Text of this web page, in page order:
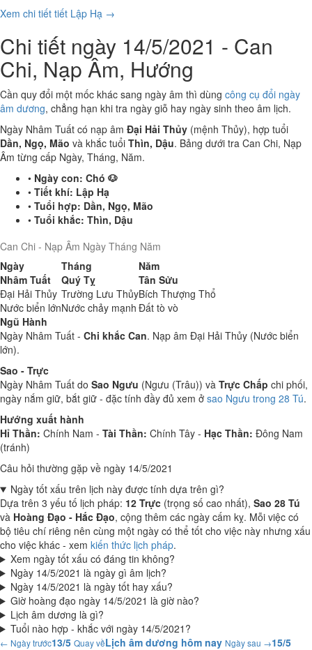
Xem chi tiết tiết Lập Hạ →
Chi tiết ngày 14/5/2021 - Can
Chi, Nạp Âm, Hướng
Cần quy đổi một mốc khác sang ngày âm thì dùng công cụ đổi ngày
âm dương, chẳng hạn khi tra ngày giỗ hay ngày sinh theo âm lịch.
Ngày Nhâm Tuất có nạp âm Đại Hải Thủy (mệnh Thủy), hợp tuổi
Dần, Ngọ, Mão và khắc tuổi Thìn, Dậu. Bảng dưới tra Can Chi, Nạp
Âm từng cấp Ngày, Tháng, Năm.
• Ngày con: Chó 🐶
• Tiết khí: Lập Hạ
• Tuổi hợp: Dần, Ngọ, Mão
• Tuổi khắc: Thìn, Dậu
Can Chi - Nạp Âm Ngày Tháng Năm
Ngày
Tháng
Năm
Nhâm Tuất
Quý Tỵ
Tân Sửu
Đại Hải Thủy Trường Lưu ThủyBích Thượng Thổ
Nước biển lớnNước chảy mạnh Đất tò vò
Ngũ Hành
Ngày Nhâm Tuất - Chi khắc Can. Nạp âm Đại Hải Thủy (Nước biển
lớn).
Sao - Trực
Ngày Nhâm Tuất do Sao Ngưu (Ngưu (Trâu)) và Trực Chấp chi phối,
ngày nắm giữ, bắt giữ - đặc tính đầy đủ xem ở sao Ngưu trong 28 Tú.
Hướng xuất hành
Hỉ Thần: Chính Nam - Tài Thần: Chính Tây - Hạc Thần: Đông Nam
(tránh)
Câu hỏi thường gặp về ngày 14/5/2021
Ngày tốt xấu trên lịch này được tính dựa trên gì?
Dựa trên 3 yếu tố lịch pháp: 12 Trực (trọng số cao nhất), Sao 28 Tú
và Hoàng Đạo - Hắc Đạo, cộng thêm các ngày cấm kỵ. Mỗi việc có
bộ tiêu chí riêng nên cùng một ngày có thể tốt cho việc này nhưng xấu
cho việc khác - xem kiến thức lịch pháp.
Xem ngày tốt xấu có đáng tin không?
Ngày 14/5/2021 là ngày gì âm lịch?
Ngày 14/5/2021 là ngày tốt hay xấu?
Giờ hoàng đạo ngày 14/5/2021 là giờ nào?
Lịch âm dương là gì?
Tuổi nào hợp - khắc với ngày 14/5/2021?
← Ngày trước13/5 Quay vềLịch âm dương hôm nay Ngày sau →15/5